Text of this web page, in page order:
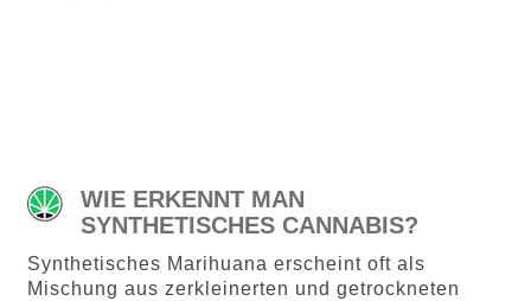
en
WIE ERKENNT MAN
SYNTHETISCHES CANNABIS?
Synthetisches Marihuana erscheint oft als
Mischung aus zerkleinerten und getrockneten